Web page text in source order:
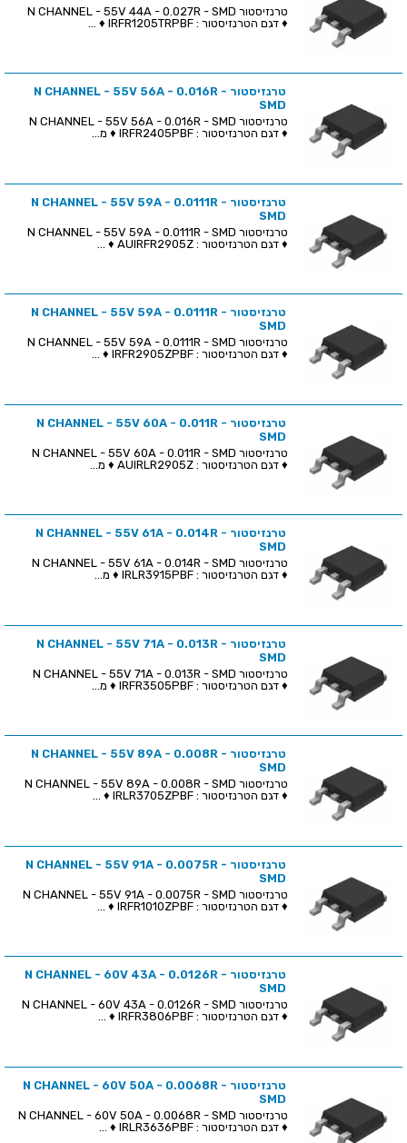
♦ דגם הטרנזיסטור : IRFR1205TRPBF ♦ ...
טרנזיסטור N CHANNEL - 55V 56A - 0.016R -
SMD
♦ דגם הטרנזיסטור : IRFR2405PBF ♦ מ...
טרנזיסטור N CHANNEL - 55V 59A - 0.0111R -
SMD
♦ דגם הטרנזיסטור : AUIRFR2905Z ♦ ...
טרנזיסטור N CHANNEL - 55V 59A - 0.0111R -
SMD
♦ דגם הטרנזיסטור : IRFR2905ZPBF ♦ ...
טרנזיסטור N CHANNEL - 55V 60A - 0.011R -
SMD
♦ דגם הטרנזיסטור : AUIRLR2905Z ♦ מ...
טרנזיסטור N CHANNEL - 55V 61A - 0.014R -
SMD
♦ דגם הטרנזיסטור : IRLR3915PBF ♦ מ...
טרנזיסטור N CHANNEL - 55V 71A - 0.013R -
SMD
♦ דגם הטרנזיסטור : IRFR3505PBF ♦ מ...
טרנזיסטור N CHANNEL - 55V 89A - 0.008R -
SMD
♦ דגם הטרנזיסטור : IRLR3705ZPBF ♦ ...
טרנזיסטור N CHANNEL - 55V 91A - 0.0075R -
SMD
♦ דגם הטרנזיסטור : IRFR1010ZPBF ♦ ...
טרנזיסטור N CHANNEL - 60V 43A - 0.0126R -
SMD
♦ דגם הטרנזיסטור : IRFR3806PBF ♦ ...
טרנזיסטור N CHANNEL - 60V 50A - 0.0068R -
SMD
♦ דגם הטרנזיסטור : IRLR3636PBF ♦ ...